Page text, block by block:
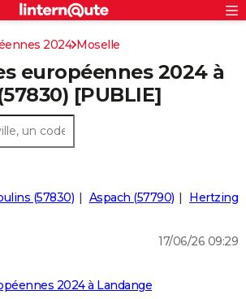
S'inscrire
Connexion
2024 Moselle
européennes 2024 à
[PUBLIE]
(57830) Aspach (57790)
Hertzing
17/06/26 09:29
2024 à Landange